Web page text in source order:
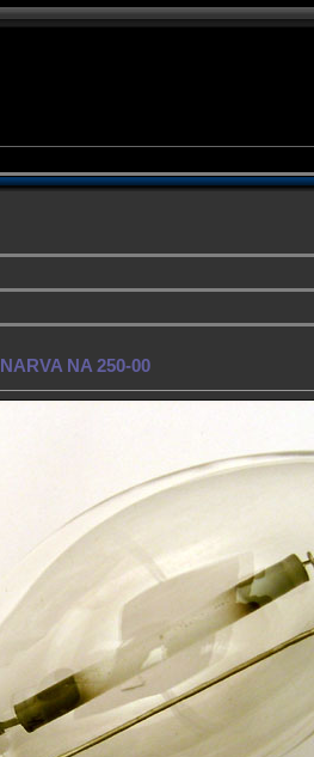
NARVA NA 250-00